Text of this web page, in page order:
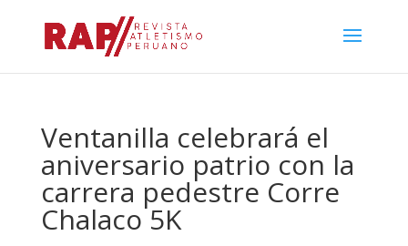
Ventanilla celebrará el
aniversario patrio con la
carrera pedestre Corre
Chalaco 5K